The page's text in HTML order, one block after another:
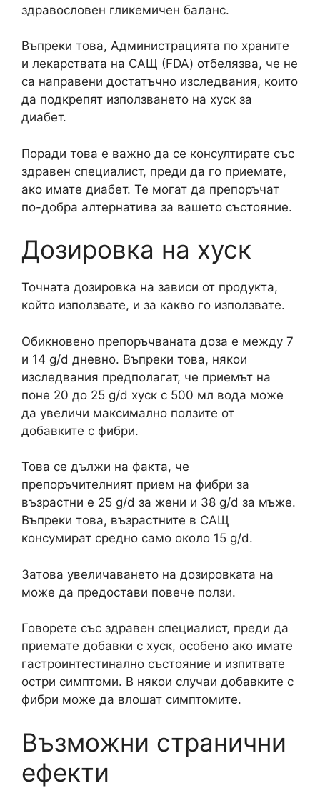
здравословен гликемичен баланс.
Въпреки това, Администрацията по храните
и лекарствата на САЩ (FDA) отбелязва, че не
са направени достатъчно изследвания, които
да подкрепят използването на хуск за
диабет.
Поради това е важно да се консултирате със
здравен специалист, преди да го приемате,
ако имате диабет. Те могат да препоръчат
по-добра алтернатива за вашето състояние.
Дозировка на хуск
Точната дозировка на зависи от продукта,
който използвате, и за какво го използвате.
Обикновено препоръчваната доза е между 7
и 14 g/d дневно. Въпреки това, някои
изследвания предполагат, че приемът на
поне 20 до 25 g/d хуск с 500 мл вода може
да увеличи максимално ползите от
добавките с фибри.
Това се дължи на факта, че
препоръчителният прием на фибри за
възрастни е 25 g/d за жени и 38 g/d за мъже.
Въпреки това, възрастните в САЩ
консумират средно само около 15 g/d.
Затова увеличаването на дозировката на
може да предостави повече ползи.
Говорете със здравен специалист, преди да
приемате добавки с хуск, особено ако имате
гастроинтестинално състояние и изпитвате
остри симптоми. В някои случаи добавките с
фибри може да влошат симптомите.
Възможни странични
ефекти